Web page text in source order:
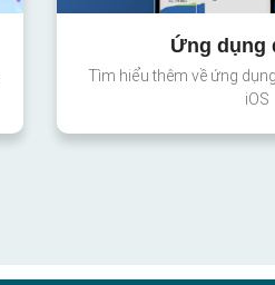
Ứng dụng
Tìm hiểu thêm về ứng
iOS